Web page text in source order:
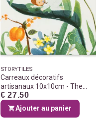
STORYTILES
Carreaux décoratifs
artisanaux 10x10cm - The
sweetest dream
€ 27.50
Ajouter au panier